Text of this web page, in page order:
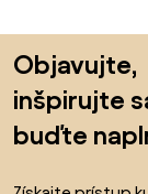
Objavujte,
inšpirujte
buďte